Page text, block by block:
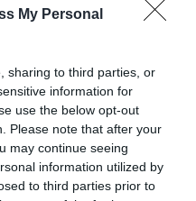
My Personal
sharing to third parties, or
information for
use the below opt-out
Please note that after your
may continue seeing
information utilized by
to third parties prior to
9 juin 2026 - 11 h 14
parlé anglais les
le problèmes, aucun
vous voulez envoyer
deviennent bête c’est
la société
Donc continuez de
de comptoirs plutôt